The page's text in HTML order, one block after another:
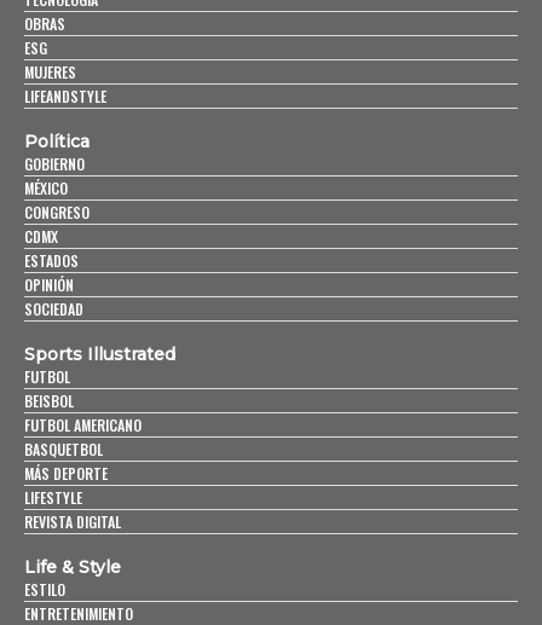
OBRAS
ESG
MUJERES
LIFEANDSTYLE
Política
GOBIERNO
MÉXICO
CONGRESO
CDMX
ESTADOS
OPINIÓN
SOCIEDAD
Sports Illustrated
FUTBOL
BEISBOL
FUTBOL AMERICANO
BASQUETBOL
MÁS DEPORTE
LIFESTYLE
REVISTA DIGITAL
Life & Style
ESTILO
ENTRETENIMIENTO